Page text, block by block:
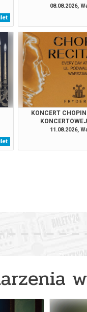
08.08.2026,
KONCERT
11.08.2026,